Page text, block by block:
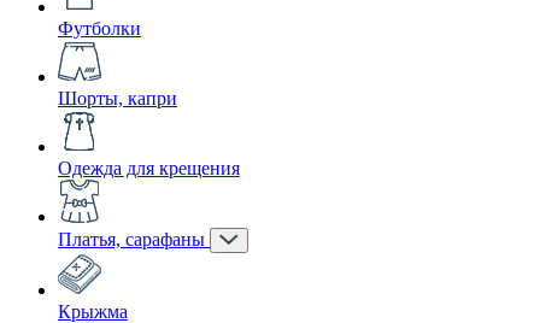
Футболки
Шорты, капри
Одежда для крещения
Платья, сарафаны
Крыжма